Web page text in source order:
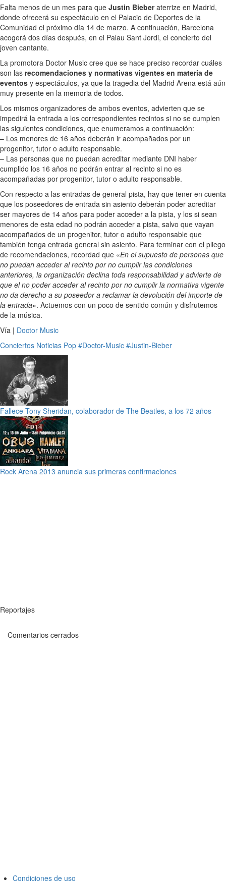
Falta menos de un mes para que Justin Bieberaterrize en Madrid,
donde ofrecerá su espectáculo en el Palacio de Deportes de la
Comunidad el próximo día 14 de marzo. A continuación, Barcelona
acogerá dos días después, en el Palau Sant Jordi, el concierto del
joven cantante.
La promotora Doctor Music cree que se hace preciso recordar cuáles
son las recomendaciones y normativas vigentes en materia de
eventos y espectáculos, ya que la tragedia del Madrid Arena está aún
muy presente en la memoria de todos.
Los mismos organizadores de ambos eventos, advierten que se
impedirá la entrada a los correspondientes recintos si no se cumplen
las siguientes condiciones, que enumeramos a continuación:
– Los menores de 16 años deberán ir acompañados por un
progenitor, tutor o adulto responsable.
– Las personas que no puedan acreditar mediante DNI haber
cumplido los 16 años no podrán entrar al recinto si no es
acompañadas por progenitor, tutor o adulto responsable.
Con respecto a las entradas de general pista, hay que tener en cuenta
que los poseedores de entrada sin asiento deberán poder acreditar
ser mayores de 14 años para poder acceder a la pista, y los si sean
menores de esta edad no podrán acceder a pista, salvo que vayan
acompañados de un progenitor, tutor o adulto responsable que
también tenga entrada general sin asiento. Para terminar con el pliego
de recomendaciones, recordad que «En el supuesto de personas que
no puedan acceder al recinto por no cumplir las condiciones
anteriores, la organización declina toda responsabilidad y advierte de
que el no poder acceder al recinto por no cumplir la normativa vigente
no da derecho a su poseedor a reclamar la devolución del importe de
la entrada«. Actuemos con un poco de sentido común y disfrutemos
de la música.
Vía | Doctor Music
Conciertos Noticias Pop #Doctor-Music #Justin-Bieber
Fallece Tony Sheridan, colaborador de The Beatles, a los 72 años
Rock Arena 2013 anuncia sus primeras confirmaciones
Reportajes
Comentarios cerrados
Condiciones de uso